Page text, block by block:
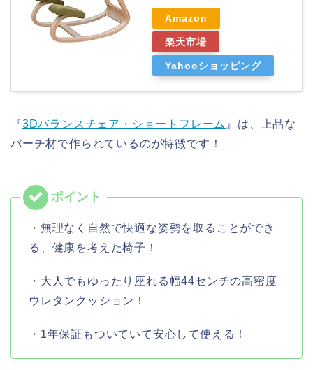
Amazon
楽天市場
Yahooショッピング
『3Dバランスチェア・ショートフレーム 』は、上品な
バーチ材で作られているのが特徴です！
・無理なく自然で快適な姿勢を取ることができ
る、健康を考えた椅子！
・大人でもゆったり座れる幅44センチの高密度
ウレタンクッション！
・1年保証もついていて安心して使える！